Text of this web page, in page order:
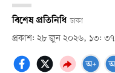
বিশেষ প্রতিনিধি ঢাকা
প্রকাশ: ২৮ জুন ২০২৬, ১৩: ৩৭